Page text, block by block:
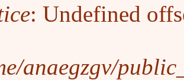
de error
: Undefined
anaegzgv/